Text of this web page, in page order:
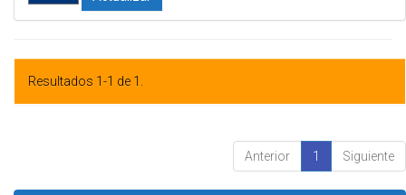
Resultados 1-1 de 1.
Anterior 1 Siguiente